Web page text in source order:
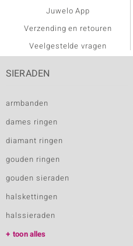
Juwelo App
Verzending en retouren
Veelgestelde vragen
SIERADEN
armbanden
dames ringen
diamant ringen
gouden ringen
gouden sieraden
halskettingen
halssieraden
toon alles